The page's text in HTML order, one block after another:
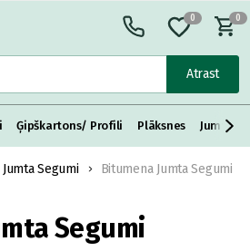
Atrast
0 0
Ģipškartons/ Profili Plāksnes Jumta
Jumta Segumi Bitumena Jumta Segumi
Segumi